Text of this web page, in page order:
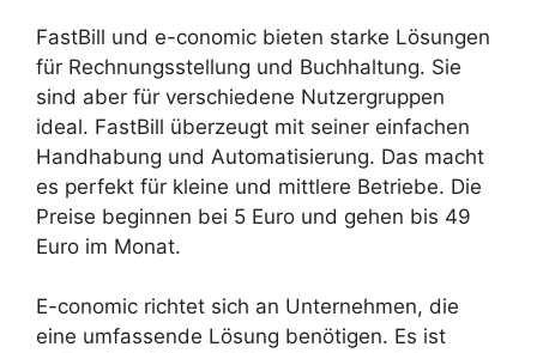
FastBill und e-conomic bieten starke Lösungen
für Rechnungsstellung und Buchhaltung. Sie
sind aber für verschiedene Nutzergruppen
ideal. FastBill überzeugt mit seiner einfachen
Handhabung und Automatisierung. Das macht
es perfekt für kleine und mittlere Betriebe. Die
Preise beginnen bei 5 Euro und gehen bis 49
Euro im Monat.
E-conomic richtet sich an Unternehmen, die
eine umfassende Lösung benötigen. Es ist